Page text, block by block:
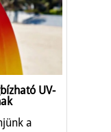
UV-
a